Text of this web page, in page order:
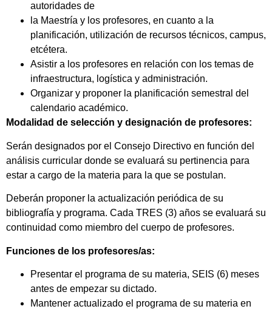
autoridades de
la Maestría y los profesores, en cuanto a la
planificación, utilización de recursos técnicos, campus,
etcétera.
Asistir a los profesores en relación con los temas de
infraestructura, logística y administración.
Organizar y proponer la planificación semestral del
calendario académico.
Modalidad de selección y designación de profesores:
Serán designados por el Consejo Directivo en función del
análisis curricular donde se evaluará su pertinencia para
estar a cargo de la materia para la que se postulan.
Deberán proponer la actualización periódica de su
bibliografía y programa. Cada TRES (3) años se evaluará su
continuidad como miembro del cuerpo de profesores.
Funciones de los profesores/as:
Presentar el programa de su materia, SEIS (6) meses
antes de empezar su dictado.
Mantener actualizado el programa de su materia en